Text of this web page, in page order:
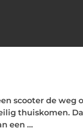
scooter de weg
thuiskomen.
een ...